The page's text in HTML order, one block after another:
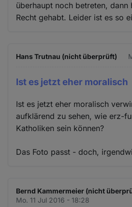
überhaupt noch betreten,
Recht gehabt. Leider ist es so
Hans Trutnau (nicht überprüft)
Ist es jetzt eher moralisch
Ist es jetzt eher moralisch
aufklärend zu sehen, wie erz-
Katholiken sein können?
Das Foto passt - doch,
Bernd Kammermeier (nicht
Mo. 11 Jul 2016 - 18:28